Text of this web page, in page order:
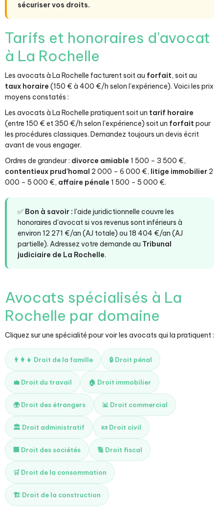
sécuriser vos droits.
Tarifs et honoraires d'avocat
à La Rochelle
Les avocats à La Rochelle facturent soit au forfait, soit au
taux horaire (150 € à 400 €/h selon l'expérience). Voici les prix
moyens constatés :
Les avocats à La Rochelle pratiquent soit un tarif horaire
(entre 150 € et 350 €/h selon l'expérience) soit un forfait pour
les procédures classiques. Demandez toujours un devis écrit
avant de vous engager.
Ordres de grandeur : divorce amiable 1 500 – 3 500 €,
contentieux prud'homal 2 000 – 6 000 €, litige immobilier 2
000 – 5 000 €, affaire pénale 1 500 – 5 000 €.
✅ Bon à savoir : l'aide juridictionnelle couvre les
honoraires d'avocat si vos revenus sont inférieurs à
environ 12 271 €/an (AJ totale) ou 18 404 €/an (AJ
partielle). Adressez votre demande au Tribunal
judiciaire de La Rochelle.
Avocats spécialisés à La
Rochelle par domaine
Cliquez sur une spécialité pour voir les avocats qui la pratiquent :
👨‍👩‍👧 Droit de la famille 🔒 Droit pénal
💼 Droit du travail 🏠 Droit immobilier
🌍 Droit des étrangers 📊 Droit commercial
🏛️ Droit administratif 📜 Droit civil
🏢 Droit des sociétés 🔢 Droit fiscal
🛒 Droit de la consommation
🏗️ Droit de la construction